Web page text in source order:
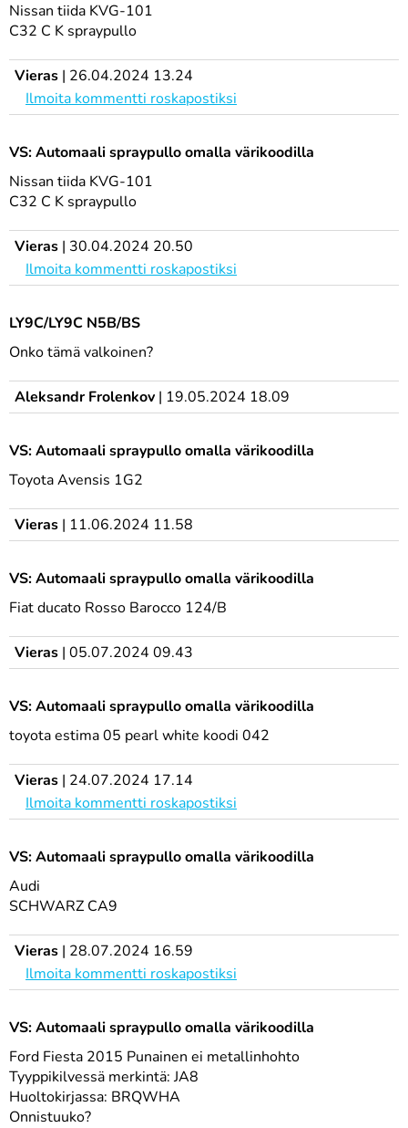
Nissan tiida KVG-101
C32 C K spraypullo
Vieras | 26.04.2024 13.24
Ilmoita kommentti roskapostiksi
VS: Automaali spraypullo omalla värikoodilla
Nissan tiida KVG-101
C32 C K spraypullo
Vieras | 30.04.2024 20.50
Ilmoita kommentti roskapostiksi
LY9C/LY9C N5B/BS
Onko tämä valkoinen?
Aleksandr Frolenkov | 19.05.2024 18.09
VS: Automaali spraypullo omalla värikoodilla
Toyota Avensis 1G2
Vieras | 11.06.2024 11.58
VS: Automaali spraypullo omalla värikoodilla
Fiat ducato Rosso Barocco 124/B
Vieras | 05.07.2024 09.43
VS: Automaali spraypullo omalla värikoodilla
toyota estima 05 pearl white koodi 042
Vieras | 24.07.2024 17.14
Ilmoita kommentti roskapostiksi
VS: Automaali spraypullo omalla värikoodilla
Audi
SCHWARZ CA9
Vieras | 28.07.2024 16.59
Ilmoita kommentti roskapostiksi
VS: Automaali spraypullo omalla värikoodilla
Ford Fiesta 2015 Punainen ei metallinhohto
Tyyppikilvessä merkintä: JA8
Huoltokirjassa: BRQWHA
Onnistuuko?